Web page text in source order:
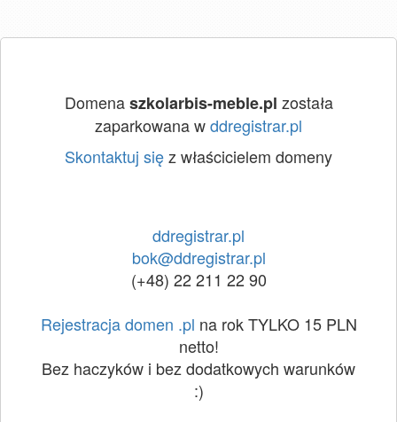
Domenaszkolarbis-meble.pl została
zaparkowana wddregistrar.pl
Skontaktuj sięz właścicielem domeny
ddregistrar.pl
bok@ddregistrar.pl
(+48) 22 211 22 90
Rejestracja domen .pl na rok TYLKO 15 PLN
netto!
Bez haczyków i bez dodatkowych warunków
:)